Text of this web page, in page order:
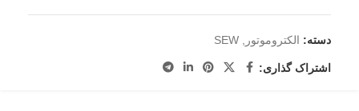
دسته: الکتروموتور SEW
اشتراک گذاری: